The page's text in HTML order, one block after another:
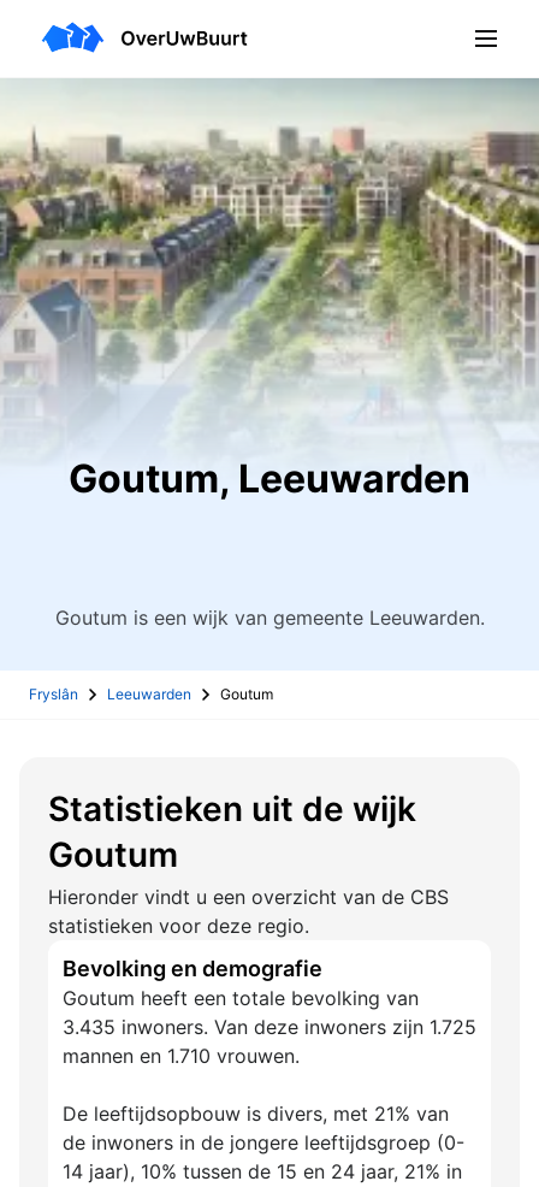
Goutum, Leeuwarden
Goutum is een wijk van gemeente Leeuwarden.
Fryslân Leeuwarden Goutum
Statistieken uit de wijk
Goutum
Hieronder vindt u een overzicht van de CBS
statistieken voor deze regio.
Bevolking en demografie
Goutum heeft een totale bevolking van
3.435 inwoners. Van deze inwoners zijn 1.725
mannen en 1.710 vrouwen.
De leeftijdsopbouw is divers, met 21% van
de inwoners in de jongere leeftijdsgroep (0-
14 jaar), 10% tussen de 15 en 24 jaar, 21% in